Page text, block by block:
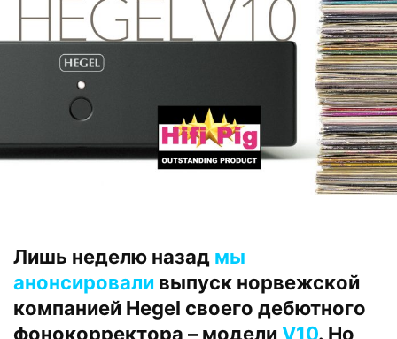
Лишь неделю назад мы
анонсировали выпуск норвежской
компанией Hegel своего дебютного
фонокорректора – моделиV10. Но